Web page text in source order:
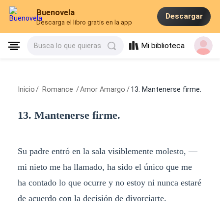
Buenovela
Descarga el libro gratis en la app
Descargar
Busca lo que quieras Mi biblioteca
Inicio / Romance /Amor Amargo / 13. Mantenerse firme.
13. Mantenerse firme.
Su padre entró en la sala visiblemente molesto, —
mi nieto me ha llamado, ha sido el único que me
ha contado lo que ocurre y no estoy ni nunca estaré
de acuerdo con la decisión de divorciarte.